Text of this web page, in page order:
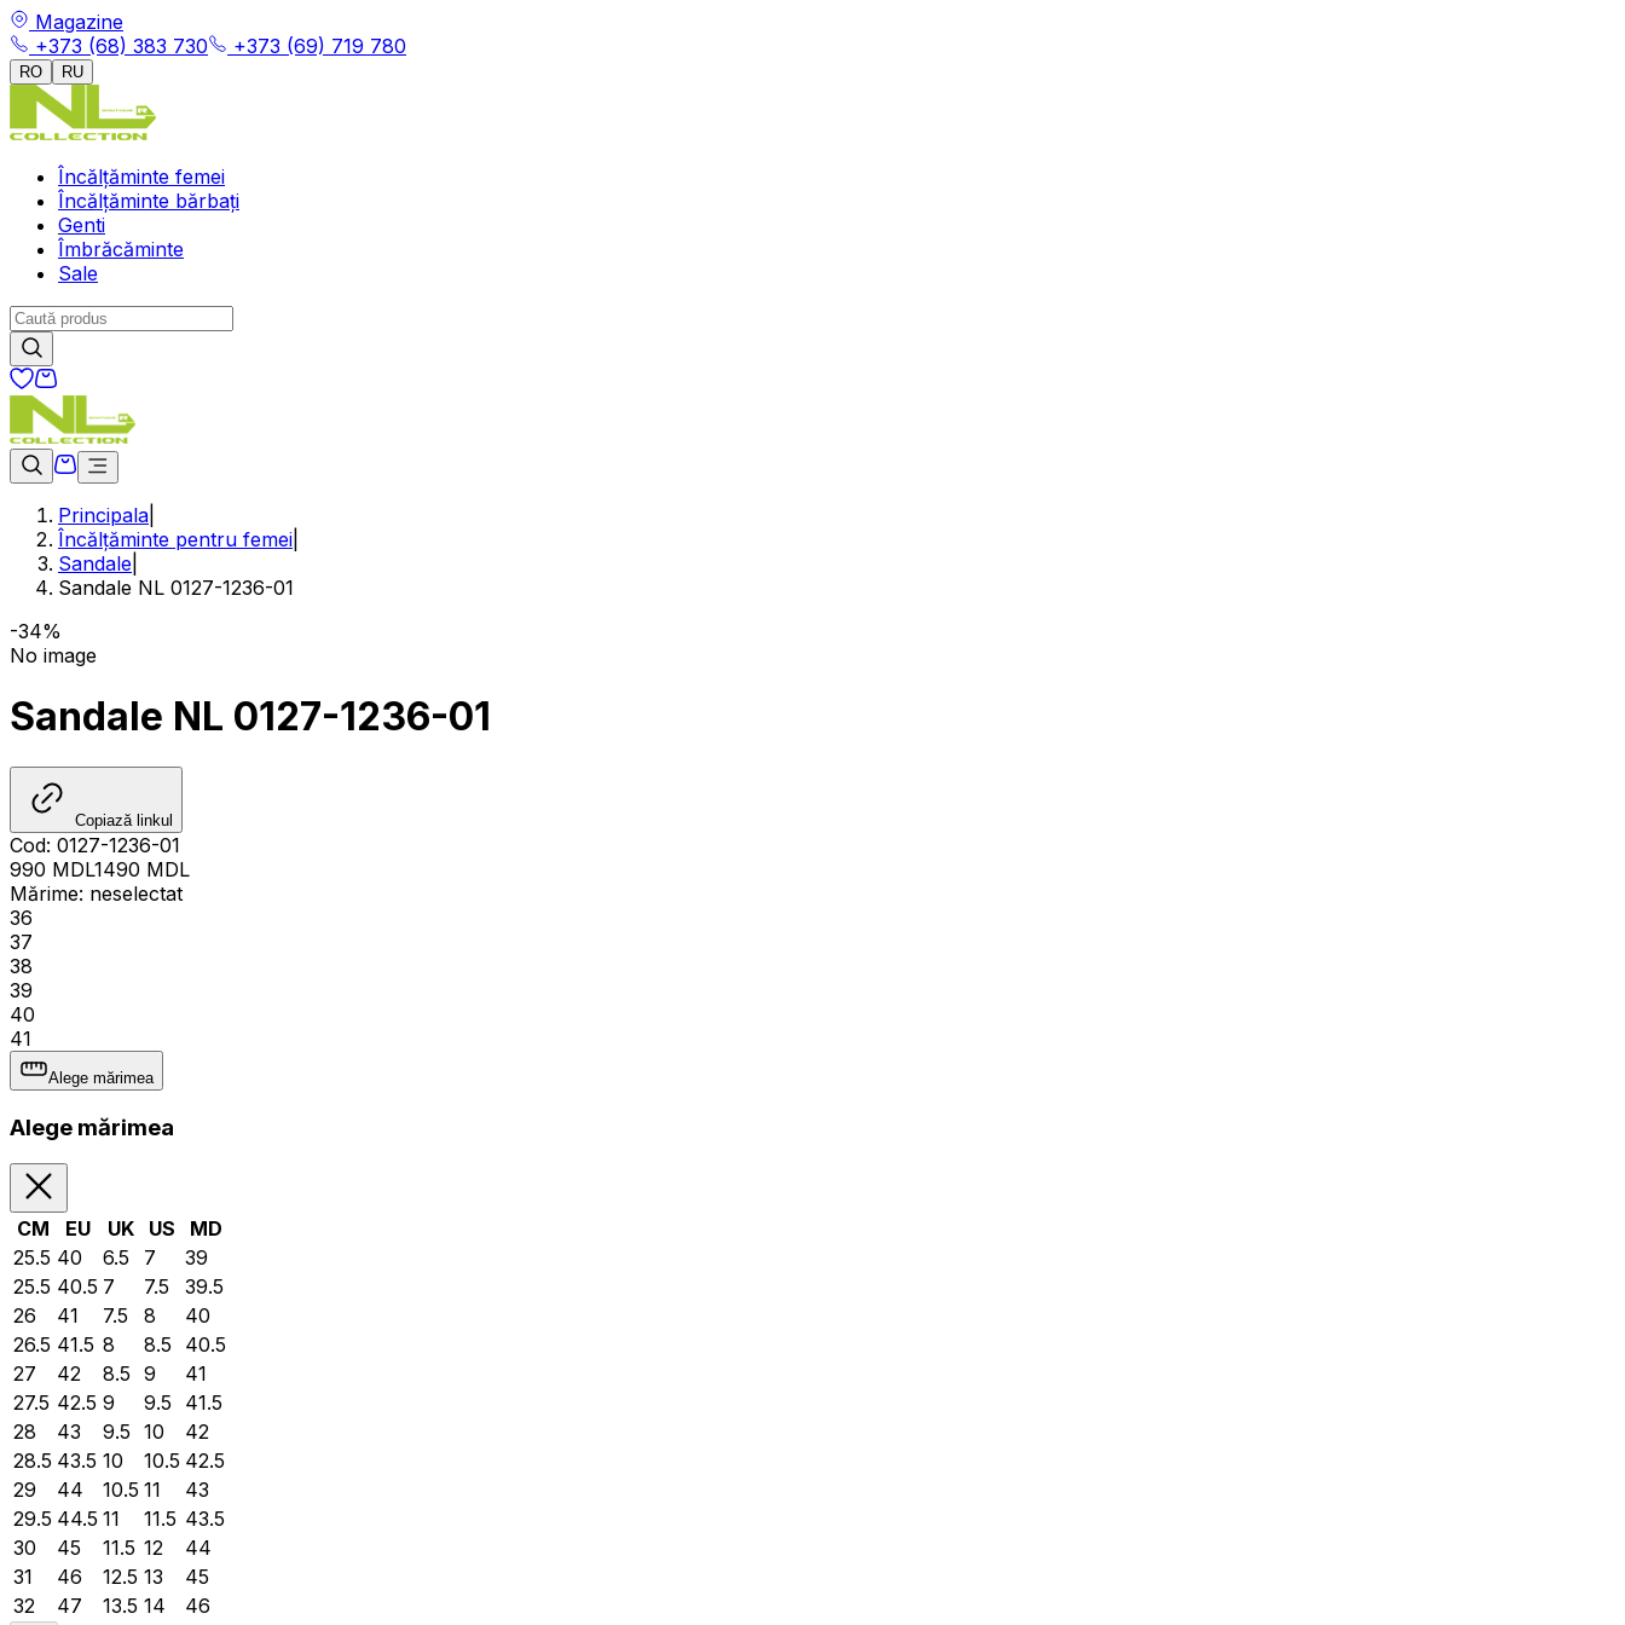
Magazine
+373 (68) 383 730
+373 (69) 719 780
RO RU
Încălțăminte femei
Încălțăminte bărbați
Genti
Îmbrăcăminte
Sale
Principala
Încălțăminte pentru femei
Sandale
Sandale NL 0127-1236-01
-34%
No image
Sandale NL 0127-1236-01
Copiază linkul
Cod: 0127-1236-01
990 MDL1490 MDL
Mărime: neselectat
36
37
38
39
40
41
Alege mărimea
Alege mărimea
CM EU UK US
MD
25.5 40 6.5 7
39
25.5 40.5 7 7.5
39.5
26
41 7.5 8
40
26.5 41.5 8 8.5
40.5
27
42 8.5 9
41
27.5 42.5 9 9.5
41.5
28
43 9.5 10
42
28.5 43.5 10 10.5 42.5
29
44 10.5 11
43
29.5 44.5 11 11.5 43.5
30
45 11.5 12
44
31
46 12.5 13
45
32
47 13.5 14 46